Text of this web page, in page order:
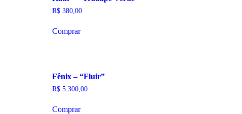
R$380,00
Comprar
Fênix – “Fluir”
R$5.300,00
Comprar